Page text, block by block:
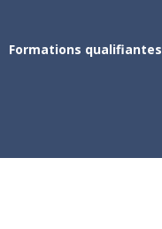
Formations qualifiantes